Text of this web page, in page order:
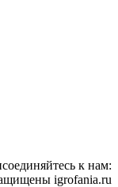
к нам:
igrofania.ru